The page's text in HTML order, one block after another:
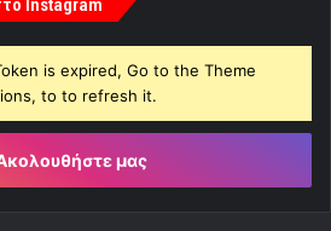
Instagram
is expired, Go to the Theme
to to refresh it.
μας